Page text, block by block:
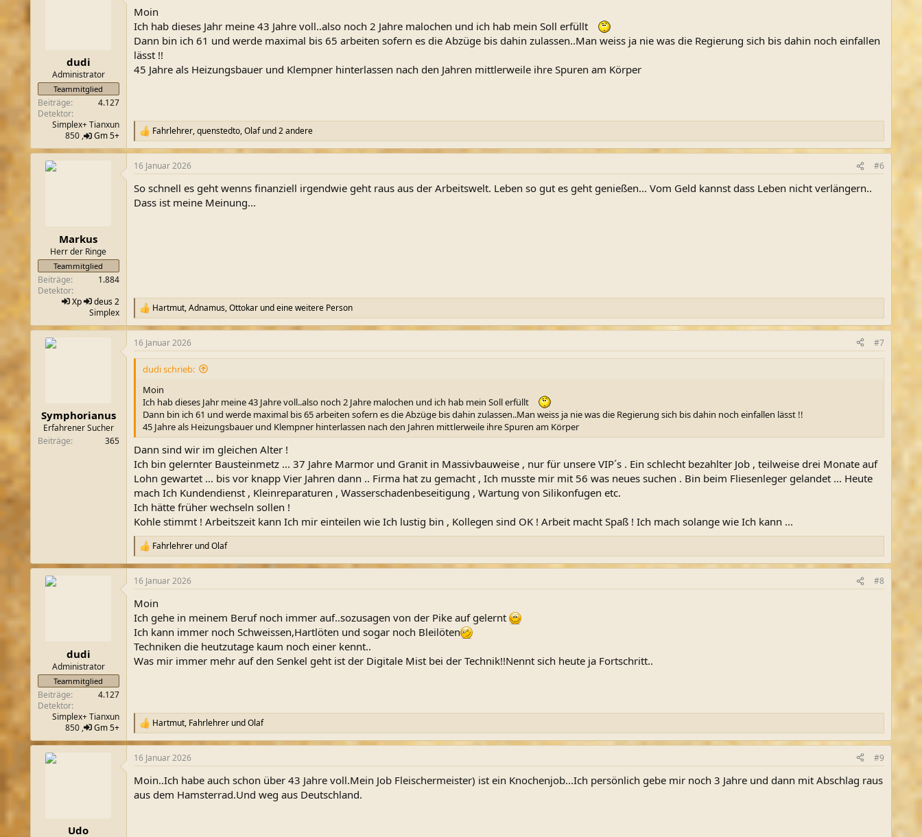
i
o
n
e
n
:
dudi
Administrator
Teammitglied
Beiträge
4.127
Detektor
Simplex+ Tianxun
850 ,
Gm 5+
Moin
Ich hab dieses Jahr meine 43 Jahre voll..also noch 2 Jahre malochen und ich hab mein Soll erfüllt
Dann bin ich 61 und werde maximal bis 65 arbeiten sofern es die Abzüge bis dahin zulassen..Man weiss ja nie was die Regierung sich bis dahin noch einfallen
lässt !!
45 Jahre als Heizungsbauer und Klempner hinterlassen nach den Jahren mittlerweile ihre Spuren am Körper
R
e
a
k
i
o
Fahrlehrer,quenstedto,Olafund 2 andere
Markus
Herr der Ringe
Teammitglied
Beiträge
1.884
Detektor
Xp
deus 2
Simplex
16 Januar 2026 #6
So schnell es geht wenns finanziell irgendwie geht raus aus der Arbeitswelt. Leben so gut es geht genießen... Vom Geld kannst dass Leben nicht verlängern..
Dass ist meine Meinung...
R
e
a
k
t
e
Hartmut,Adnamus,Ottokarund eine weitere Person
Symphorianus
Erfahrener Sucher
Beiträge
365
16 Januar 2026 #7
dudi schrieb:
Moin
Ich hab dieses Jahr meine 43 Jahre voll..also noch 2 Jahre malochen und ich hab mein Soll erfüllt
Dann bin ich 61 und werde maximal bis 65 arbeiten sofern es die Abzüge bis dahin zulassen..Man weiss ja nie was die Regierung sich bis dahin noch einfallen lässt !!
45 Jahre als Heizungsbauer und Klempner hinterlassen nach den Jahren mittlerweile ihre Spuren am Körper
Dann sind wir im gleichen Alter !
Ich bin gelernter Bausteinmetz ... 37 Jahre Marmor und Granit in Massivbauweise , nur für unsere VIP´s . Ein schlecht bezahlter Job , teilweise drei Monate auf
Lohn gewartet ... bis vor knapp Vier Jahren dann .. Firma hat zu gemacht , Ich musste mir mit 56 was neues suchen . Bin beim Fliesenleger gelandet ... Heute
mach Ich Kundendienst , Kleinreparaturen , Wasserschadenbeseitigung , Wartung von Silikonfugen etc.
Ich hätte früher wechseln sollen !
Kohle stimmt ! Arbeitszeit kann Ich mir einteilen wie Ich lustig bin , Kollegen sind OK ! Arbeit macht Spaß ! Ich mach solange wie Ich kann ...
R
e
a
k
i
o
n
e
n
:
FahrlehrerundOlaf
dudi
Administrator
Teammitglied
Beiträge
4.127
Detektor
Simplex+ Tianxun
850 ,
Gm 5+
16 Januar 2026 #8
Moin
Ich gehe in meinem Beruf noch immer auf..sozusagen von der Pike auf gelernt
Ich kann immer noch Schweissen,Hartlöten und sogar noch Bleilöten
Techniken die heutzutage kaum noch einer kennt..
Was mir immer mehr auf den Senkel geht ist der Digitale Mist bei der Technik!!Nennt sich heute ja Fortschritt..
R
e
a
k
i
o
Hartmut, FahrlehrerundOlaf
Udo
16 Januar 2026 #9
Moin..Ich habe auch schon über 43 Jahre voll.Mein Job Fleischermeister) ist ein Knochenjob...Ich persönlich gebe mir noch 3 Jahre und dann mit Abschlag raus
aus dem Hamsterrad.Und weg aus Deutschland.